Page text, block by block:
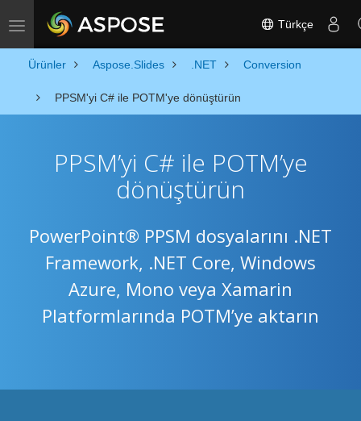
Toggle navigation Türkçe
Ürünler Aspose.Slides .NET Conversion
PPSM'yi C# ile POTM'ye dönüştürün
PPSM’yi C# ile POTM’ye
dönüştürün
PowerPoint® PPSM dosyalarını .NET
Framework, .NET Core, Windows
Azure, Mono veya Xamarin
Platformlarında POTM’ye aktarın